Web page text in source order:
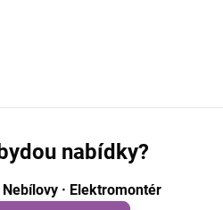
nabídky?
Nebílovy · Elektromontér